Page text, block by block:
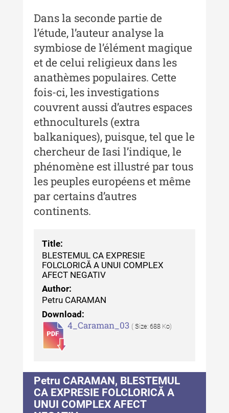
Tehnicii ”Ștefan Procopiu” - An
XIV / Nr. 14 / 2020
Buletinul Muzeului Științei și
Tehnicii ”Ștefan Procopiu” - An
XII / Nr. 13 / 2019
Indexul Complet
Buletinul Centrului de Cercetare și
Conservare-Restaurare a
Patrimoniului
Buletinul Centrului de Cercetare
și Conservare-Restaurare a
Patrimoniului - 2021
Buletinul Centrului de Cercetare
Buletinul Centrului de Cercetare
și Conservare-Restaurare a
Patrimoniului - 2019
Indexul Complet
MediCult - Revista de mediere
culturală
culturală IV (2025)
MediCult - Revista de mediere
culturală III (2024)
Dans la seconde partie de
l’étude, l’auteur analyse la
symbiose de l’élément magique
et de celui religieux dans les
anathèmes populaires. Cette
fois-ci, les investigations
couvrent aussi d’autres espaces
ethnoculturels (extra
balkaniques), puisque, tel que le
chercheur de Iasi l’indique, le
phénomène est illustré par tous
les peuples européens et même
par certains d’autres
continents.
Title:
BLESTEMUL CA EXPRESIE
FOLCLORICĂ A UNUI COMPLEX
AFECT NEGATIV
Author:
Petru CARAMAN
Download:
4_Caraman_03 ( Size: 688 Ko)
Petru CARAMAN, BLESTEMUL
CA EXPRESIE FOLCLORICĂ A
UNUI COMPLEX AFECT